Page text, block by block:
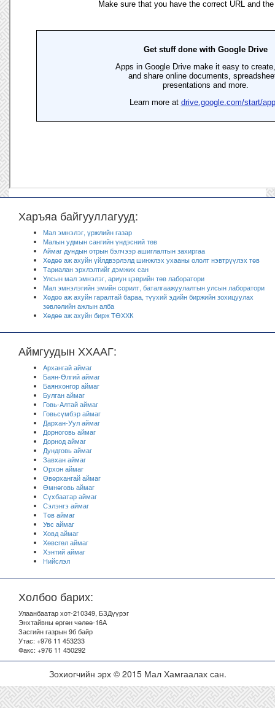
Харъяа байгууллагууд:
Мал эмнэлэг, үржлийн газар
Малын удмын сангийн үндэсний төв
Аймаг дундын отрын бэлчээр ашиглалтын захиргаа
Хөдөө аж ахуйн үйлдвэрлэлд шинжлэх ухааны ололт нэвтрүүлэх төв
Тариалан эрхлэлтийг дэмжих сан
Улсын мал эмнэлэг, ариун цэврийн төв лаборатори
Мал эмнэлэгийн эмийн сорилт, баталгаажуулалтын улсын лаборатори
Хөдөө аж ахуйн гаралтай бараа, түүхий эдийн биржийн зохицуулах
зөвлөлийн ажлын алба
Хөдөө аж ахуйн бирж ТӨХХК
Аймгуудын ХХААГ:
Архангай аймаг
Баян-Өлгий аймаг
Баянхонгор аймаг
Булган аймаг
Говь-Алтай аймаг
Говьсүмбэр аймаг
Дархан-Уул аймаг
Дорноговь аймаг
Дорнод аймаг
Дундговь аймаг
Завхан аймаг
Орхон аймаг
Өвөрхангай аймаг
Өмнөговь аймаг
Сүхбаатар аймаг
Сэлэнгэ аймаг
Төв аймаг
Увс аймаг
Ховд аймаг
Хөвсгөл аймаг
Хэнтий аймаг
Нийслэл
Холбоо барих:
Улаанбаатар хот-210349, БЗДүүрэг
Энхтайвны өргөн чөлөө-16А
Засгийн газрын 9б байр
Утас: +976 11 453233
Факс: +976 11 450292
Зохиогчийн эрх © 2015 Мал Хамгаалах сан.